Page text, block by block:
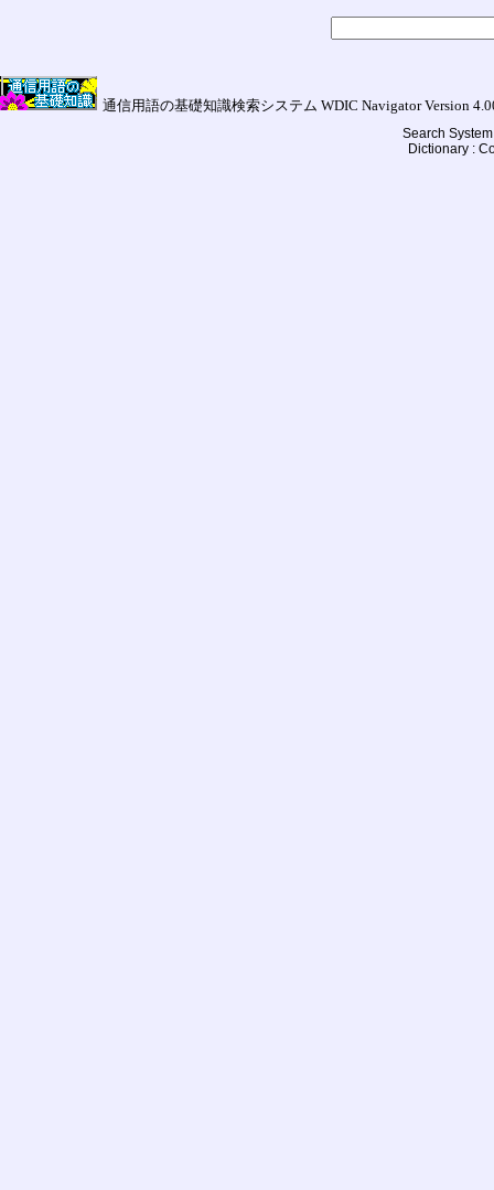
通信用語の基礎知識検索システム WDIC Navigator Version
Search
Dictionary :